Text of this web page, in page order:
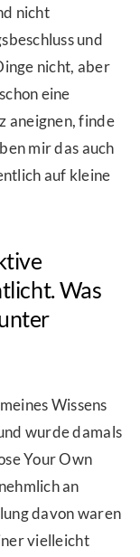
nicht
und
nicht, aber
eine
aneignen, finde
mir das auch
auf kleine
Was
Wissens
wurde damals
Your Own
an
davon waren
vielleicht